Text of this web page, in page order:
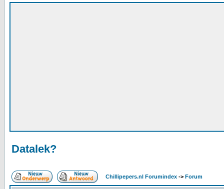
Datalek?
Chillipepers.nl Forumindex -> Forum